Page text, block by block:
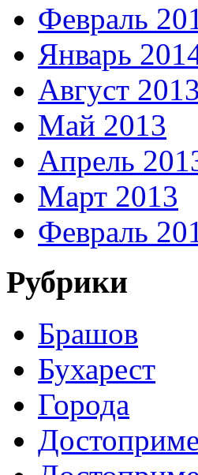
Февраль
Январь
Август 2013
Май 2013
Апрель
Март 2013
Февраль
Рубрики
Брашов
Бухарест
Города